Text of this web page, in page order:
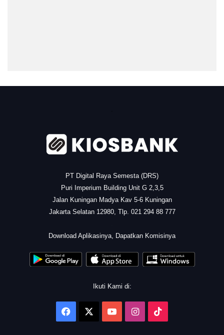
PT Digital Raya Semesta (DRS)
Puri Imperium Building Unit G 2,3,5
Jalan Kuningan Madya Kav 5-6 Kuningan
Jakarta Selatan 12980, Tlp. 021 294 88 777
Download Aplikasinya, Dapatkan Komisinya
Ikuti Kami di:
Facebook YouTubeInstagram